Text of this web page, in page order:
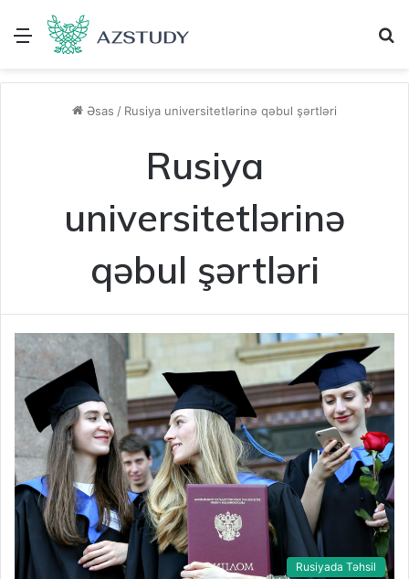
Menu
Əsas / Rusiya universitetlərinə qəbul şərtləri
Rusiya
universitetlərinə
qəbul şərtləri
Rusiyada Təhsil